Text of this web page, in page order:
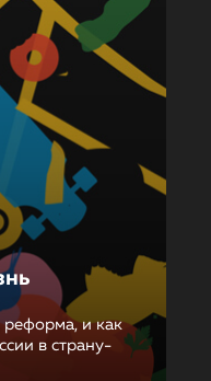
реформа, и как
в страну-